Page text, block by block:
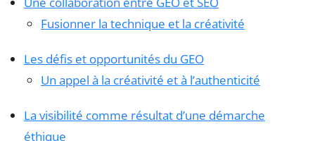
Fusionner la technique et la créativité
Les défis et opportunités du GEO
Un appel à la créativité et à l’authenticité
La visibilité comme résultat d’une démarche
éthique